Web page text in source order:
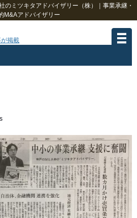
のミツキタアドバイザリー（株）｜事業承継・
M&Aアドバイザリー
掲載